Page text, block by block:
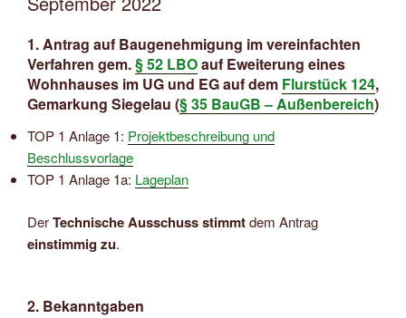
1. Antrag auf Baugenehmigung im vereinfachten
Verfahren gem.§ 52 LBOauf Eweiterung eines
Wohnhauses im UG und EG auf dem Flurstück 124,
Gemarkung Siegelau (§ 35 BauGB – Außenbereich)
TOP 1 Anlage 1: Projektbeschreibung und
Beschlussvorlage
TOP 1 Anlage 1a: Lageplan
DerTechnische Ausschuss stimmtdem Antrag
einstimmig zu.
2. Bekanntgaben